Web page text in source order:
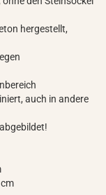
hergestellt,
auch in andere